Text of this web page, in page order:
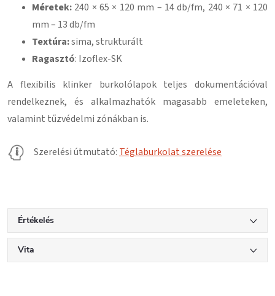
Méretek: 240 × 65 × 120 mm – 14 db/fm, 240 × 71 × 120
mm – 13 db/fm
Textúra:sima, strukturált
Ragasztó: Izoflex-SK
A flexibilis klinker burkolólapok teljes dokumentációval
rendelkeznek, és alkalmazhatók magasabb emeleteken,
valamint tűzvédelmi zónákban is.
Szerelési útmutató: Téglaburkolat szerelése
Értékelés
Vita